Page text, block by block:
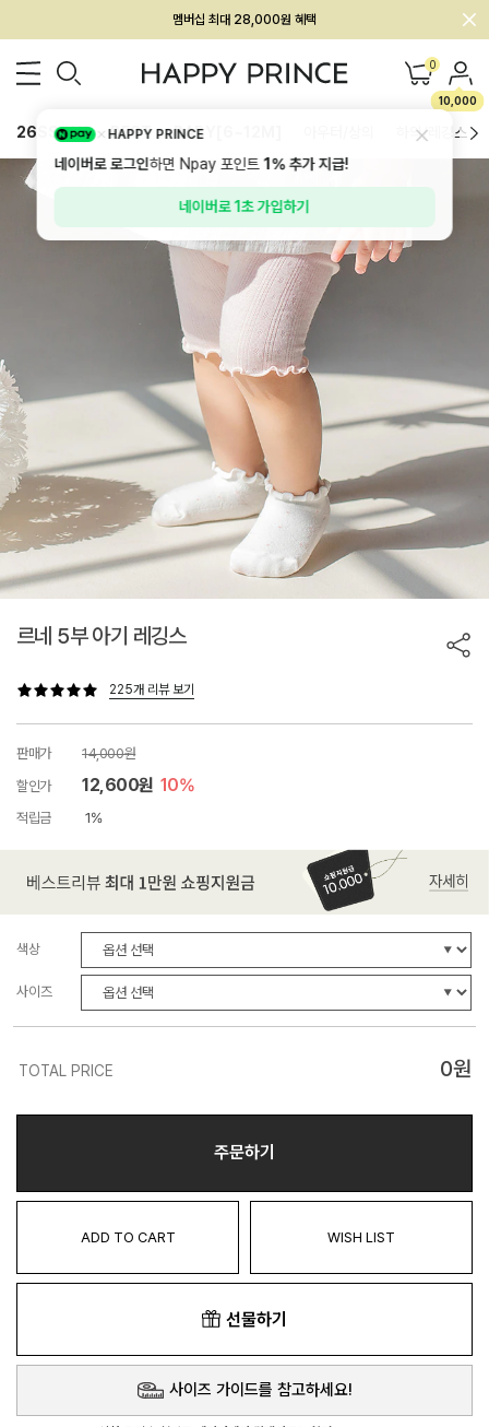
멤버십 최대 28,000원 혜택
0
10,000
26SS 신상 BEST BABY[6~12M] 하의/레깅스
르네 5부 아기 레깅스
225개 리뷰 보기
판매가
14,000원
할인가
12,600원 10%
적립금 1%
색상
사이즈
TOTAL PRICE 0원
주문하기
ADD TO CART WISH LIST
선물하기
사이즈 가이드를 참고하세요!
HAPPY PRINCE
네이버로 로그인하면 Npay 포인트1%추가 지급!
네이버로 1초 가입하기